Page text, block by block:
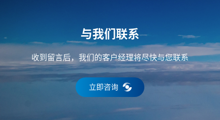
与我们联系
收到留言后，我们的客户经理将尽快与您联系
立即咨询